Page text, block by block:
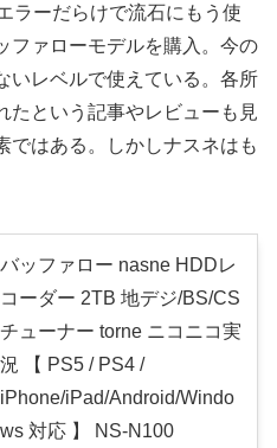
ラーだらけで流石にもう使
ファローモデルを購入。今の
いレベルで使えている。各所
たという記事やレビューも見
ではある。しかしナスネはも
バッファロー nasne HDDレ
コーダー 2TB 地デジ/BS/CS
チューナー torne ニコニコ実
況 【 PS5 / PS4 /
iPhone/iPad/Android/Windo
ws 対応 】 NS-N100